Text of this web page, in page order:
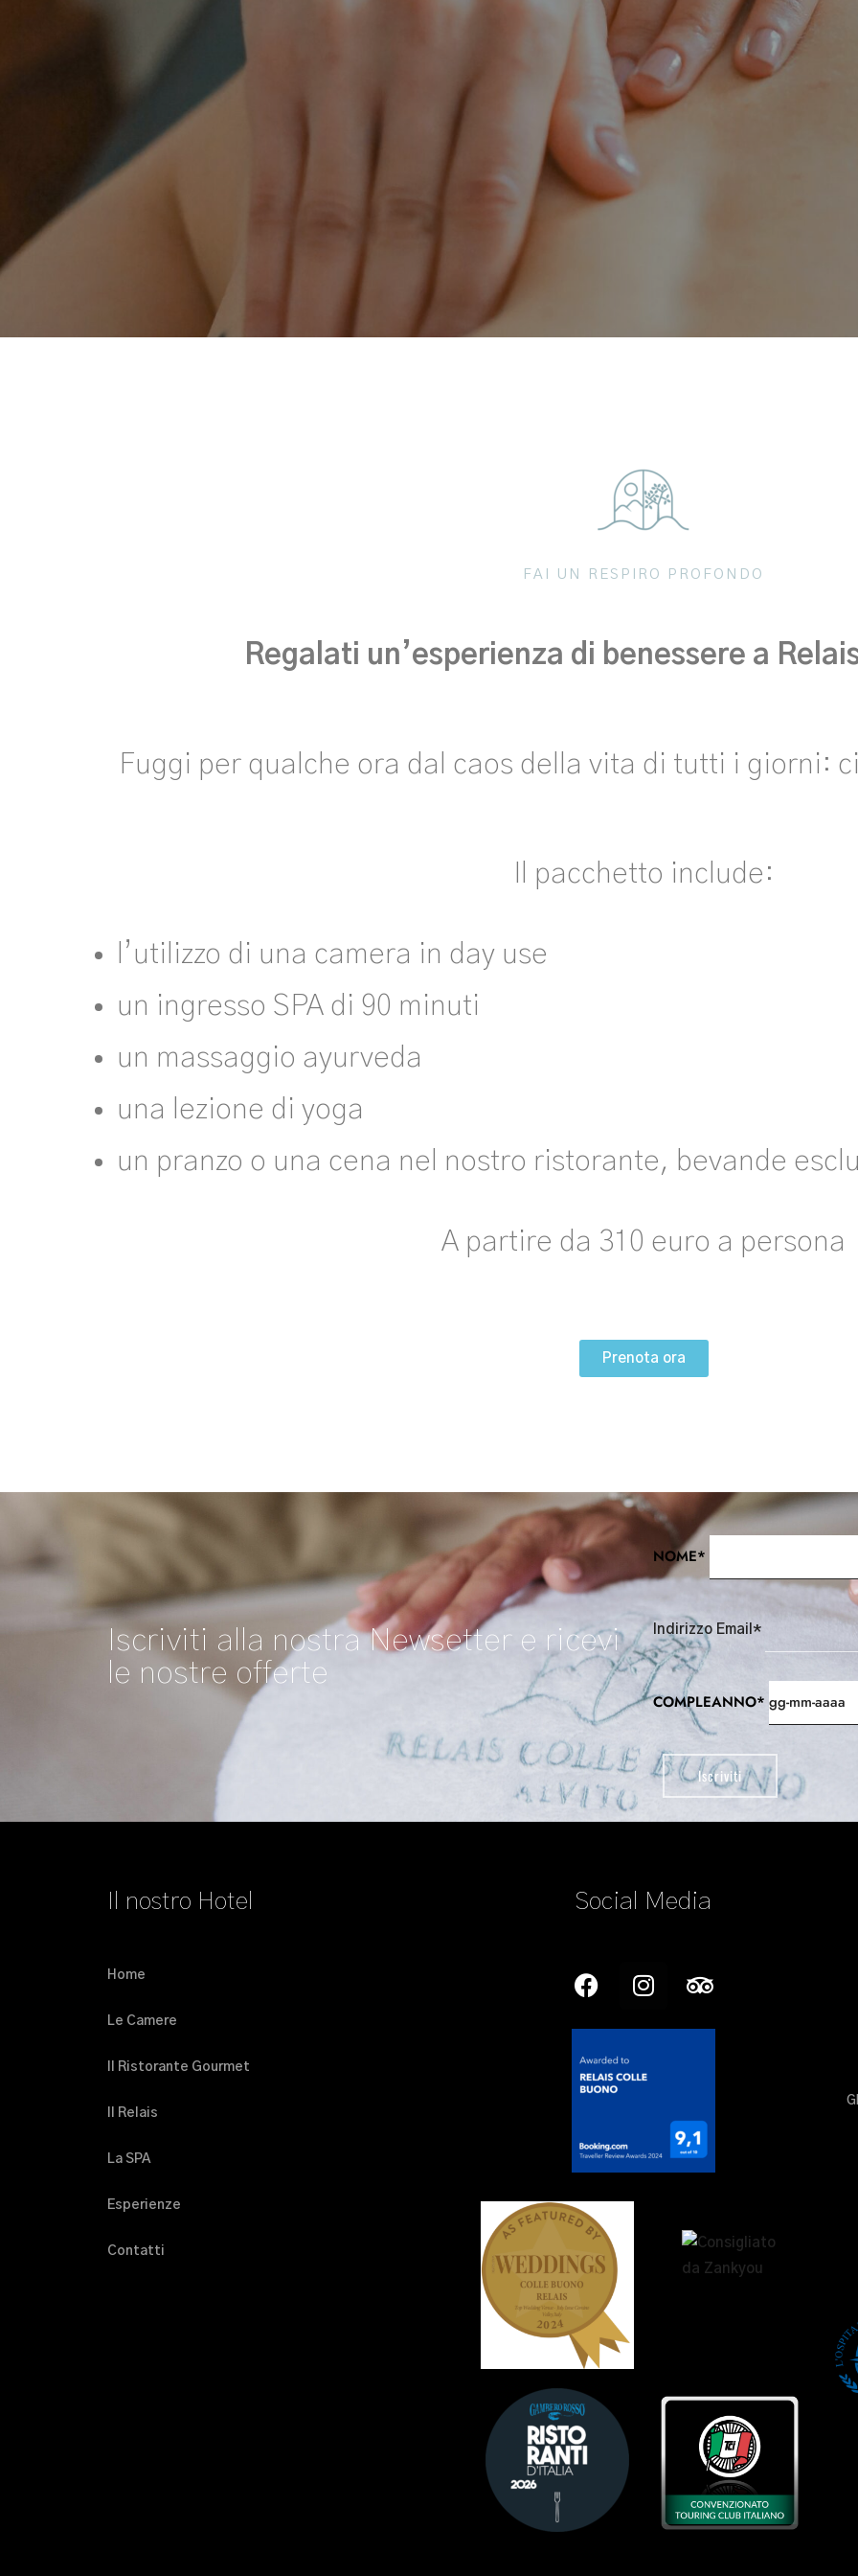
FAI UN RESPIRO PROFONDO
Regalati un’esperienza di benessere a
Fuggi per qualche ora dal caos della vita di tutti i giorni:
Il pacchetto include:
l’utilizzo di una camera in day use
un ingresso SPA di 90 minuti
un massaggio ayurveda
una lezione di yoga
un pranzo o una cena nel nostro ristorante, bevande
A partire da 310 euro a persona
Prenota ora
Iscriviti alla nostra Newsetter e ricevi
le nostre offerte
NOME*
Indirizzo Email*
COMPLEANNO*
Il nostro Hotel
Home
Le Camere
Il Ristorante Gourmet
Il Relais
La SPA
Esperienze
Contatti
Social Media